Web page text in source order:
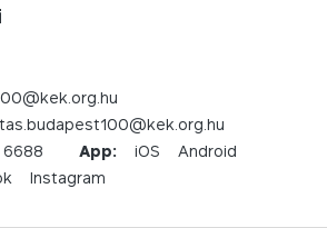
6688 App: iOS
Android
Instagram